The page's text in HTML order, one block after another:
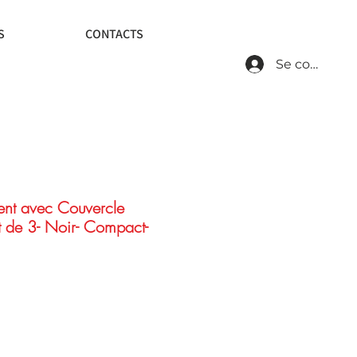
CONTACTS
Se
avec Couvercle
de 3- Noir- Compact-